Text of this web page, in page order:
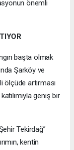
önemli
başta olmak
Şarköy ve
ölçüde artırması
geniş bir
Tekirdağ”
kentin